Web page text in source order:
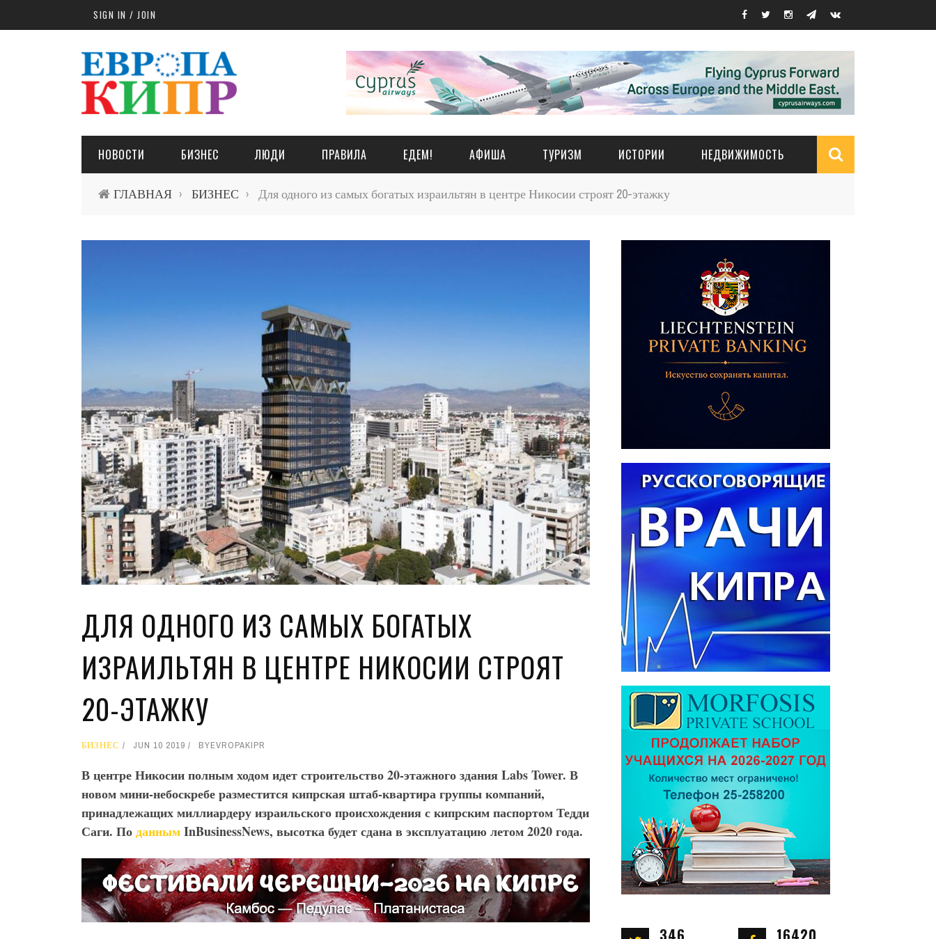
Skip to main contentSIGN IN / JOIN
НОВОСТИ БИЗНЕС ЛЮДИ ПРАВИЛА ЕДЕМ! АФИША ТУРИЗМ ИСТОРИИ НЕДВИЖИМОСТЬ
ГЛАВНАЯ › БИЗНЕС › Для одного из самых богатых израильтян в центре Никосии строят 20-этажку
ДЛЯ ОДНОГО ИЗ САМЫХ БОГАТЫХ
ИЗРАИЛЬТЯН В ЦЕНТРЕ НИКОСИИ СТРОЯТ
20-ЭТАЖКУ
БИЗНЕС JUN 10 2019 BYEVROPAKIPR
В центре Никосии полным ходом идет строительство 20-этажного здания LabsTower. В
новом мини-небоскребе разместится кипрская штаб-квартира группы компаний,
принадлежащих миллиардеру израильского происхождения с кипрским паспортом Тедди
Саги. ПоданнымInBusinessNews, высотка будет сдана в эксплуатацию летом 2020 года.
346 16420